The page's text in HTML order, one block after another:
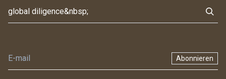
Abonnieren